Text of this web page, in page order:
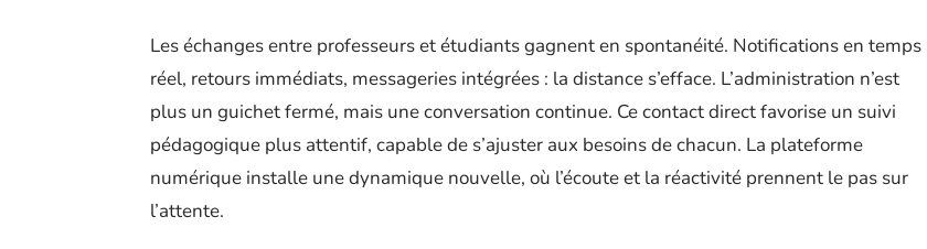
Les échanges entre professeurs et étudiants gagnent en spontanéité. Notifications en temps
réel, retours immédiats, messageries intégrées : la distance s’efface. L’administration n’est
plus un guichet fermé, mais une conversation continue. Ce contact direct favorise un suivi
pédagogique plus attentif, capable de s’ajuster aux besoins de chacun. La plateforme
numérique installe une dynamique nouvelle, où l’écoute et la réactivité prennent le pas sur
l’attente.